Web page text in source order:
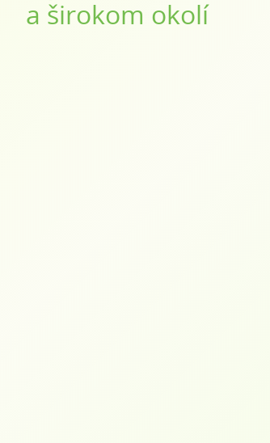
a širokom okolí